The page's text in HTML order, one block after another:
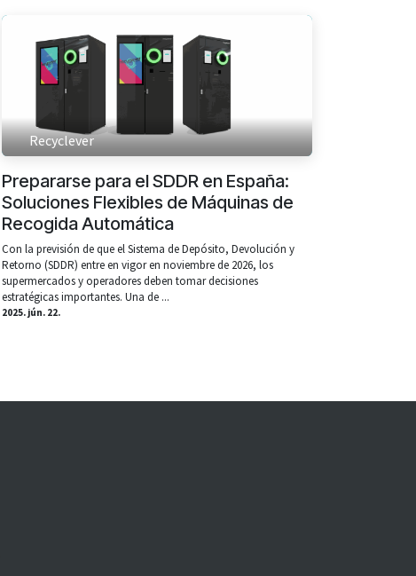
Recyclever
Prepararse para el SDDR en España:
Soluciones Flexibles de Máquinas de
Recogida Automática
Con la previsión de que el Sistema de Depósito, Devolución y
Retorno (SDDR) entre en vigor en noviembre de 2026, los
supermercados y operadores deben tomar decisiones
estratégicas importantes. Una de ...
2025. jún. 22.